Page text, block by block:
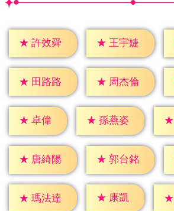
★ 許效舜 ★ 王宇婕
★ 田路路 ★ 周杰倫
★ 卓偉 ★ 孫燕姿 ★
★ 唐綺陽 ★ 郭台銘
★ 瑪法達 ★ 康凱 ★